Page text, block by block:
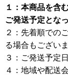
１：本商品を含
ご発送予定とな
２：先着順での
る場合もございま
３：ご発送予定
４：地域や配送